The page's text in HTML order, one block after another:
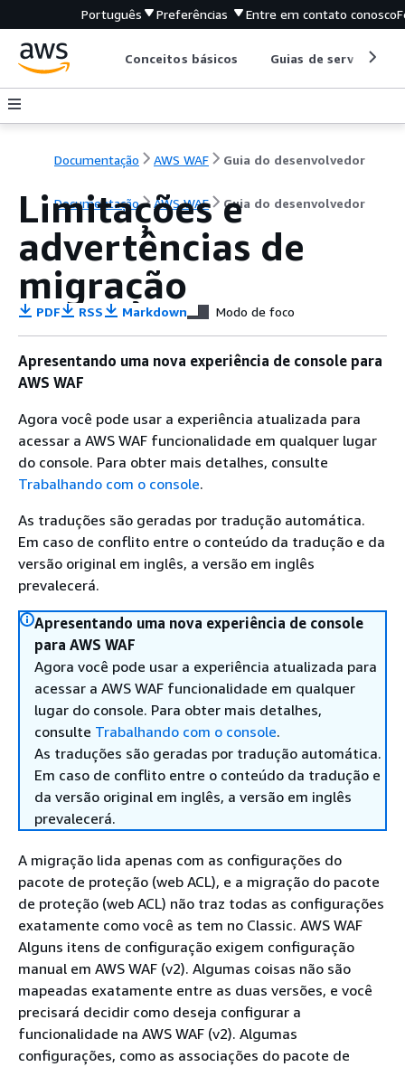
Português Preferências Entre em contato conosco
Conceitos básicos Guias de serviço
Documentação AWS WAF Guia do desenvolvedor
Documentação AWS WAF Guia do desenvolvedor
Limitações e
advertências de
migração
PDF RSS Markdown Modo de foco
Apresentando uma nova experiência de console para
AWS WAF
Agora você pode usar a experiência atualizada para
acessar a AWS WAF funcionalidade em qualquer lugar
do console. Para obter mais detalhes, consulte
Trabalhando com o console.
As traduções são geradas por tradução automática.
Em caso de conflito entre o conteúdo da tradução e da
versão original em inglês, a versão em inglês
prevalecerá.
Apresentando uma nova experiência de console
para AWS WAF
Agora você pode usar a experiência atualizada para
acessar a AWS WAF funcionalidade em qualquer
lugar do console. Para obter mais detalhes,
consulte Trabalhando com o console.
As traduções são geradas por tradução automática.
Em caso de conflito entre o conteúdo da tradução e
da versão original em inglês, a versão em inglês
prevalecerá.
A migração lida apenas com as configurações do
pacote de proteção (web ACL), e a migração do pacote
de proteção (web ACL) não traz todas as configurações
exatamente como você as tem no Classic. AWS WAF
Alguns itens de configuração exigem configuração
manual em AWS WAF (v2). Algumas coisas não são
mapeadas exatamente entre as duas versões, e você
precisará decidir como deseja configurar a
funcionalidade na AWS WAF (v2). Algumas
configurações, como as associações do pacote de